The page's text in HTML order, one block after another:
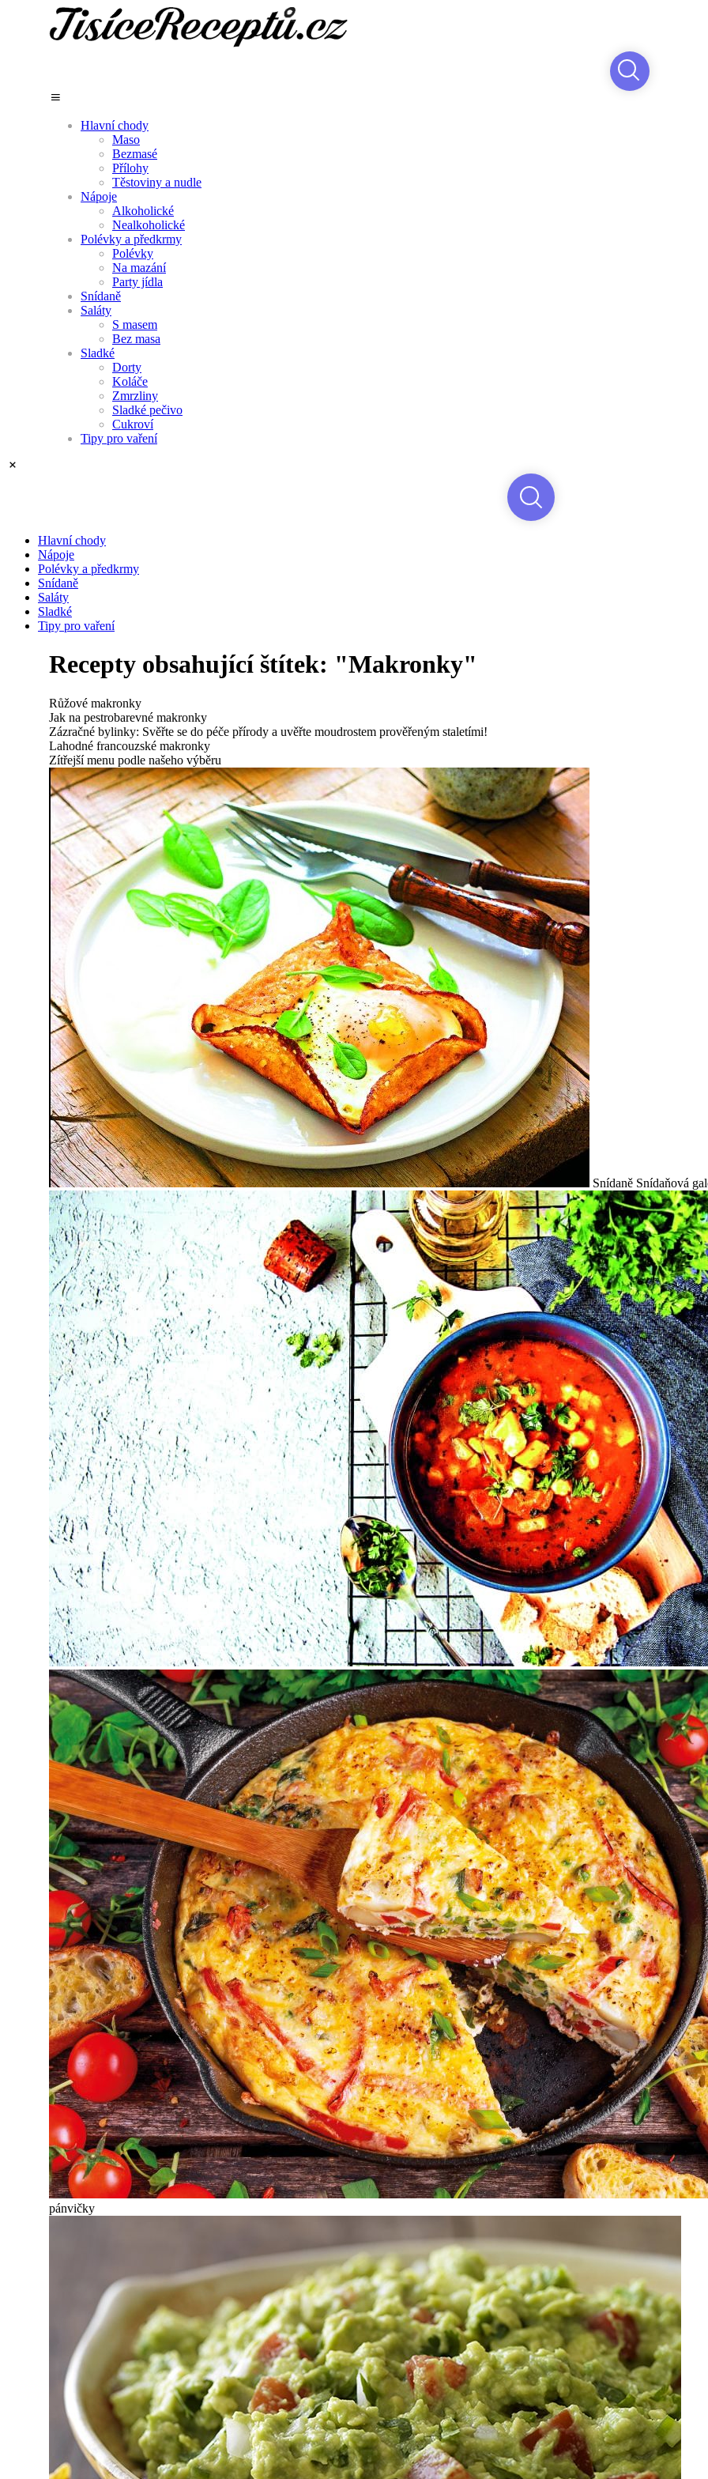
Hlavní chody
Maso
Bezmasé
Přílohy
Těstoviny a nudle
Nápoje
Alkoholické
Nealkoholické
Polévky a předkrmy
Polévky
Na mazání
Party jídla
Snídaně
Saláty
S masem
Bez masa
Sladké
Dorty
Koláče
Zmrzliny
Sladké pečivo
Cukroví
Tipy pro vaření
Hlavní chody
Nápoje
Polévky a předkrmy
Snídaně
Saláty
Sladké
Tipy pro vaření
Recepty obsahující štítek: "Makronky"
Růžové makronky
Jak na pestrobarevné makronky
Zázračné bylinky: Svěřte se do péče přírody a uvěřte moudrostem prověřeným staletími!
Lahodné francouzské makronky
Zítřejší menu podle našeho výběru
Snídaně Snídaňová
pánvičky